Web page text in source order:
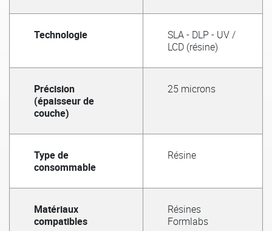
Technologie
SLA - DLP - UV /
LCD (résine)
Précision
(épaisseur de
couche)
25 microns
Type de
consommable
Résine
Matériaux
compatibles
Résines
Formlabs